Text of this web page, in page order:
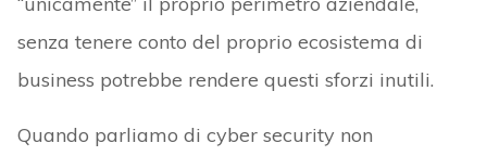
senza tenere conto del proprio ecosistema di
business potrebbe rendere questi sforzi inutili.
Quando parliamo di cyber security non